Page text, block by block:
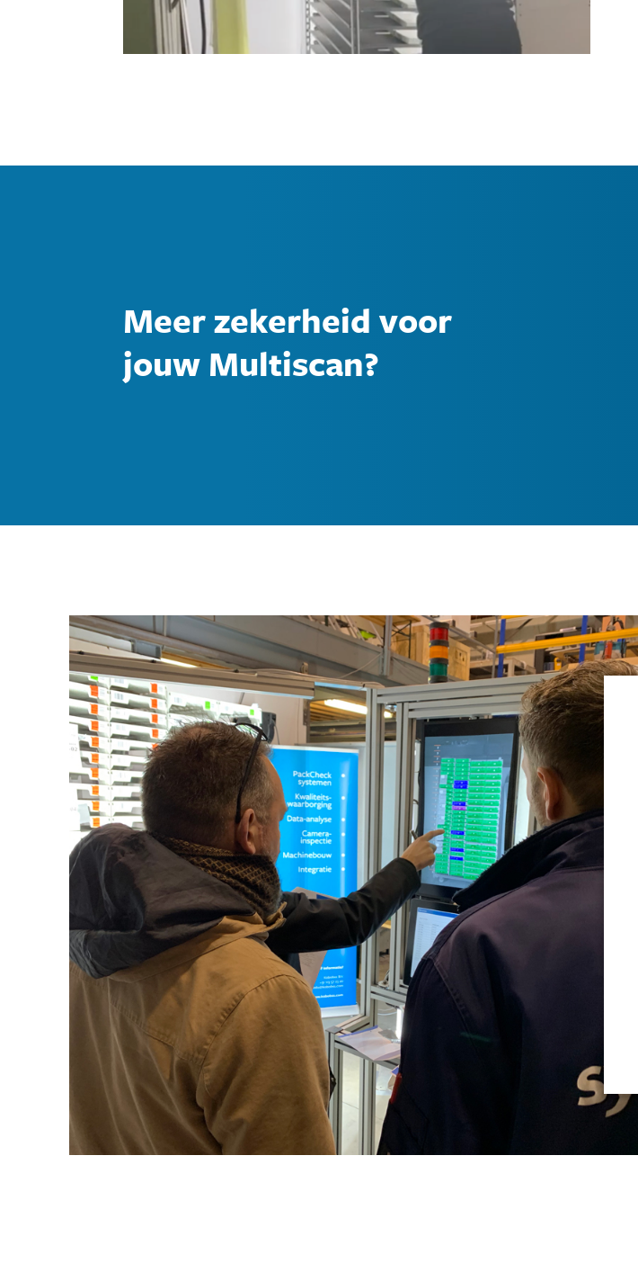
Meer zekerheid voor
jouw Multiscan?